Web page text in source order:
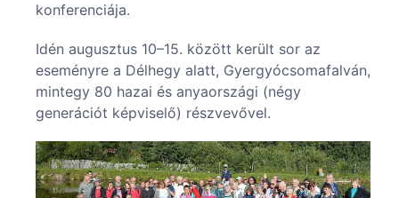
konferenciája.
Idén augusztus 10–15. között került sor az
eseményre a Délhegy alatt, Gyergyócsomafalván,
mintegy 80 hazai és anyaországi (négy
generációt képviselő) részvevővel.